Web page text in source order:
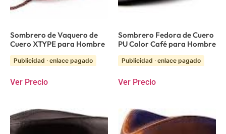
Sombrero de Vaquero de
Cuero XTYPE para Hombre
Publicidad · enlace pagado
Ver Precio
Sombrero Fedora de Cuero
PU Color Café para Hombre
Publicidad · enlace pagado
Ver Precio